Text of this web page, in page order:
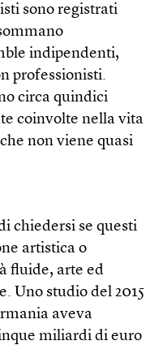
sono registrati
indipendenti,
professionisti.
circa quindici
coinvolte nella vita
non viene quasi
chiedersi se questi
artistica o
fluide, arte ed
Uno studio del 2015
aveva
miliardi di euro